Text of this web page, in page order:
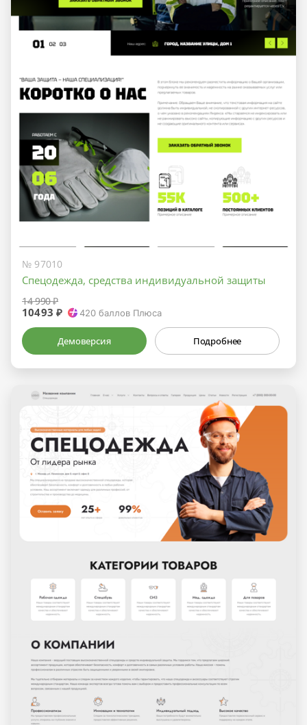
№ 97010
Спецодежда, средства индивидуальной защиты
14 990 ₽
10493 ₽ 420 баллов Плюса
Демоверсия Подробнее